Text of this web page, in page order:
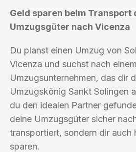
Geld sparen beim Transport
Umzugsgüter nach Vicenza
Du planst einen Umzug von
Vicenza und suchst nach einem
Umzugsunternehmen, das dir
Umzugskönig Sankt Solingen
du den idealen Partner
deine Umzugsgüter sicher
transportiert, sondern dir auch
sparen.